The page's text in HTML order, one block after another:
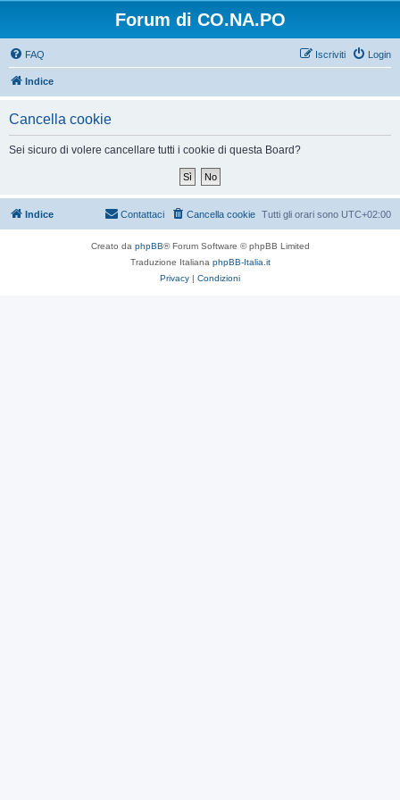
Forum di CO.NA.PO
FAQ Login
Iscriviti
Indice
Cancella cookie
Sei sicuro di volere cancellare tutti i cookie di questa Board?
Indice Tutti gli orari sono UTC+02:00
Cancella cookie
Contattaci
Creato da phpBB® Forum Software © phpBB Limited
Traduzione Italiana phpBB-Italia.it
Privacy | Condizioni